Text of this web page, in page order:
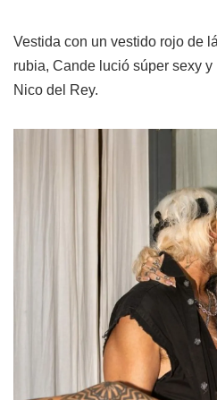
Vestida con un vestido rojo de
rubia, Cande lució súper sexy
Nico del Rey.